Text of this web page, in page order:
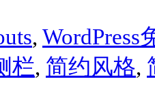
, WordPress
栏, 简约风格,